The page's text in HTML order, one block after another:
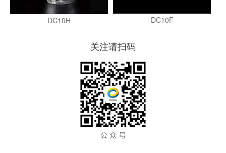
DC10H DC10F
关注请扫码